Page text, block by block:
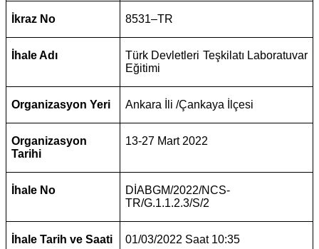
İkraz No 8531–TR
İhale Adı
Türk Devletleri Teşkilatı Laboratuvar
Eğitimi
Organizasyon Yeri Ankara İli /Çankaya İlçesi
Organizasyon
Tarihi
13-27 Mart 2022
İhale No
DİABGM/2022/NCS-
TR/G.1.1.2.3/S/2
İhale Tarih ve Saati 01/03/2022 Saat 10:35